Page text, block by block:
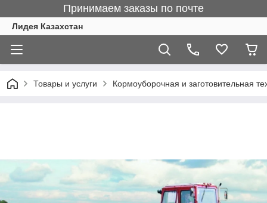
Принимаем заказы по почте
Лидея Казахстан
Товары и услуги Кормоуборочная и заготовительная